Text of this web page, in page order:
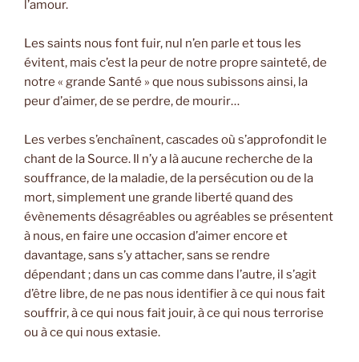
l’amour.
Les saints nous font fuir, nul n’en parle et tous les
évitent, mais c’est la peur de notre propre sainteté, de
notre « grande Santé » que nous subissons ainsi, la
peur d’aimer, de se perdre, de mourir…
Les verbes s’enchaînent, cascades où s’approfondit le
chant de la Source. Il n’y a là aucune recherche de la
souffrance, de la maladie, de la persécution ou de la
mort, simplement une grande liberté quand des
évènements désagréables ou agréables se présentent
à nous, en faire une occasion d’aimer encore et
davantage, sans s’y attacher, sans se rendre
dépendant ; dans un cas comme dans l’autre, il s’agit
d’être libre, de ne pas nous identifier à ce qui nous fait
souffrir, à ce qui nous fait jouir, à ce qui nous terrorise
ou à ce qui nous extasie.